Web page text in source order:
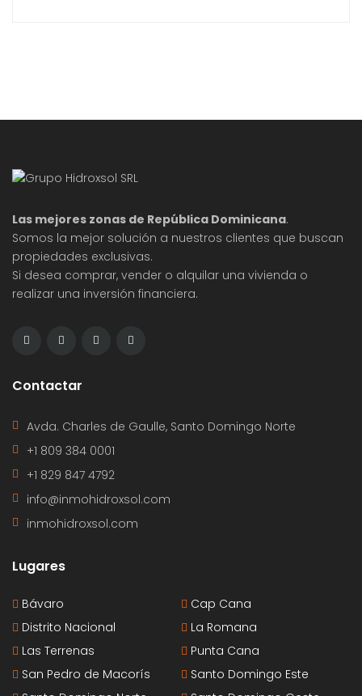
Las mejores zonas de República Dominicana.
Somos la mejor solución a nuestros clientes que buscan
propiedades exclusivas.
Si desea comprar, vender o alquilar una vivienda o
realizar una inversión financiera.
Contactar
Avda. Charles de Gaulle, Santo Domingo Norte
+1 809 384 0001
+1 829 847 4792
info@inmohidroxsol.com
inmohidroxsol.com
Lugares
Bávaro
Cap Cana
Distrito Nacional
La Romana
Las Terrenas
Punta Cana
San Pedro de Macorís
Santo Domingo Este